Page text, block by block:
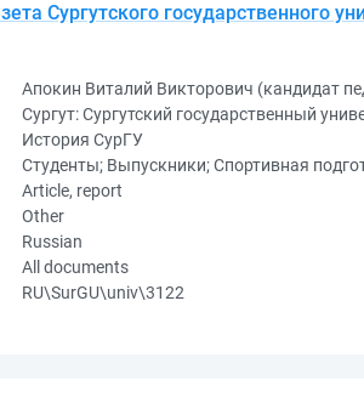
Сургутского государственного
Апокин Виталий Викторович (кандидат
Сургут: Сургутский государственный
История СурГУ
Студенты; Выпускники; Спортивная
Article, report
Other
Russian
All documents
RU\SurGU\univ\3122